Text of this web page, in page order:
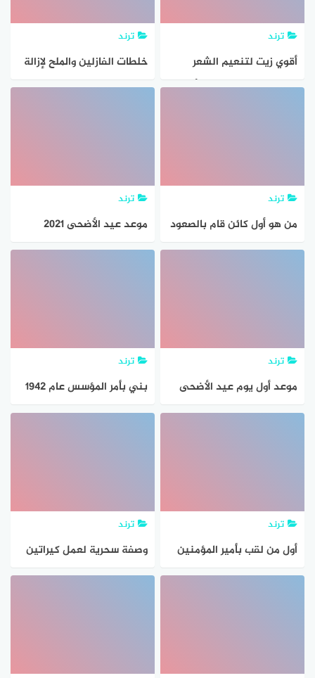
ترند
أقوي زيت لتنعيم الشعر
الجاف الخشن حرير من أول
ترند
خلطات الفازلين والملح لإزالة
الشعر الزائد من الجذور بدون
ترند
من هو أول كائن قام بالصعود
إلى الفضاء
ترند
موعد عيد الأضحى 2021
السعودية والدول العربية
ترند
موعد أول يوم عيد الأضحى
2021 في جميع الدول العربية
ترند
بني بأمر المؤسس عام 1942
وسكنه الملك سعود رحمهما
ترند
أول من لقب بأمير المؤمنين
ترند
وصفة سحرية لعمل كيراتين
طبيعي لتنعيم وترطيب